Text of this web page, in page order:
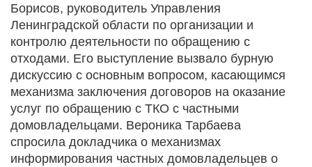
Борисов, руководитель Управления
Ленинградской области по организации и
контролю деятельности по обращению с
отходами. Его выступление вызвало бурную
дискуссию с основным вопросом, касающимся
механизма заключения договоров на оказание
услуг по обращению с ТКО с частными
домовладельцами. Вероника Тарбаева
спросила докладчика о механизмах
информирования частных домовладельцев о